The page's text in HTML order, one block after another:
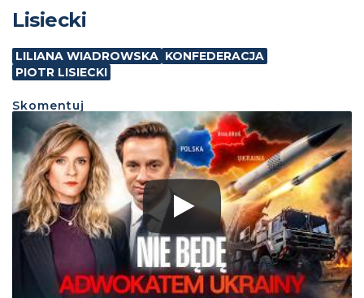
Lisiecki
LILIANA WIADROWSKA KONFEDERACJA
PIOTR LISIECKI
Skomentuj